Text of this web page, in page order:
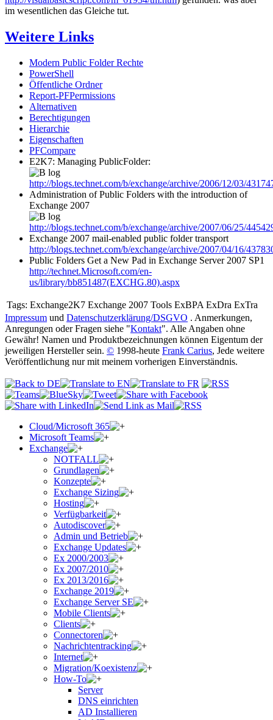
im wesentlichen das Gleiche tut.
Weitere Links
Modern Public Folder Rechte
PowerShell
Öffentliche Ordner
Report-PFPermissions
Alternativen
Berechtigungen
Hierarchie
Eigenschaften
PFCompare
E2K7: Managing PublicFolder:
http://blogs.technet.com/b/exchange/archive/2006/12/03/
Administration of Public Folders with the introduction of
Exchange 2007
http://blogs.technet.com/b/exchange/archive/2007/06/25/
Exchange 2007 mail-enabled public folder transport
http://blogs.technet.com/b/exchange/archive/2007/04/16/
Public Folders Get a New Pad in Exchange Server 2007 SP1
http://technet.Microsoft.com/en-
us/library/bb851487(EXCHG.80).aspx
Tags: Exchange2K7 Exchange 2007 Tools ExBPA ExDra ExTra
Impressum und Datenschutzerklärung/DSGVO . Anmerkungen,
Anregungen oder Fragen siehe "Kontakt". Alle Angaben ohne
Gewähr! Namen und Produktbezeichnungen können Eigentum der
jeweiligen Hersteller sein. © 1998-heute Frank Carius, Jede weitere
Veröffentlichung nur mit meinem vorherigen Einverständnis.
Cloud/Microsoft 365
Microsoft Teams
Exchange
NOTFALL
Grundlagen
Konzepte
Exchange Sizing
Hosting
Verfügbarkeit
Autodiscover
Admin und Betrieb
Exchange Updates
Ex 2000/2003
Ex 2007/2010
Ex 2013/2016
Exchange 2019
Exchange Server SE
Mobile Clients
Clients
Connectoren
Nachrichtentracking
Internet
Migration/Koexistenz
How-To
Server
DNS einrichten
AD Installieren